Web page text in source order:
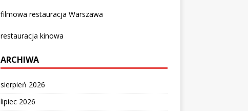
filmowa restauracja Warszawa
restauracja kinowa
ARCHIWA
sierpień 2026
lipiec 2026